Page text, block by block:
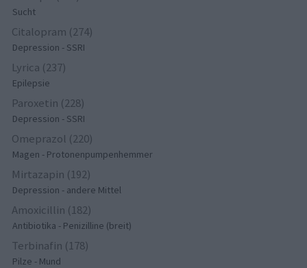
Sucht
Citalopram (274)
Depression - SSRI
Lyrica (237)
Epilepsie
Paroxetin (228)
Depression - SSRI
Omeprazol (220)
Magen - Protonenpumpenhemmer
Mirtazapin (192)
Depression - andere Mittel
Amoxicillin (182)
Antibiotika - Penizilline (breit)
Terbinafin (178)
Pilze - Mund